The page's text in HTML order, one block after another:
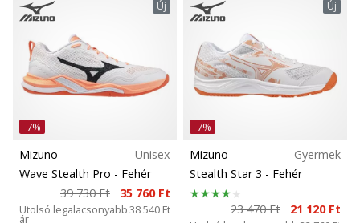
Minden cikk
megjelenítése
Új
-7%
Mizuno
Unisex
Wave Stealth Pro - Fehér
39 730 Ft
35 760 Ft
Utolsó legalacsonyabb
ár
38 540 Ft
Új
-7%
Mizuno
Gyermek
Stealth Star 3 - Fehér
23 470 Ft 21 120 Ft